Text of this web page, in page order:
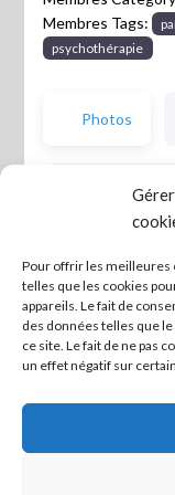
Pour offrir les meilleures
telles que les cookies
appareils. Le fait de
des données telles que
ce site. Le fait de ne pas
un effet négatif sur
Membres Tags:
psychothérapie
Photos